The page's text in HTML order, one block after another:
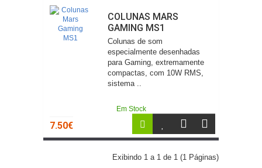
COLUNAS MARS
GAMING MS1
Colunas de som
especialmente desenhadas
para Gaming, extremamente
compactas, com 10W RMS,
sistema ..
Em Stock
7.50€
Exibindo 1 a 1 de 1 (1 Páginas)